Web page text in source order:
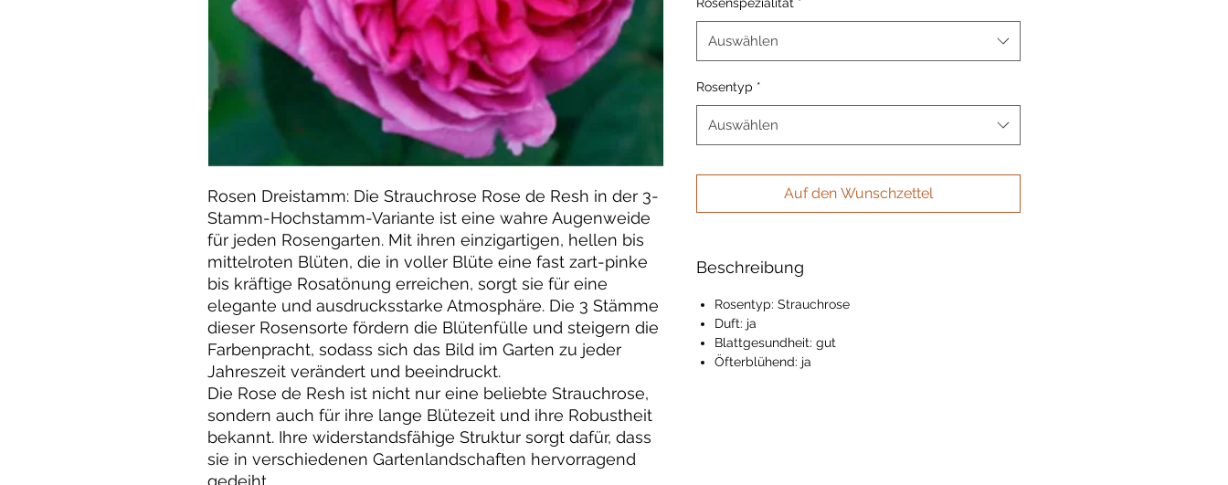
Rosen Dreistamm: Die Strauchrose Rose de Resh in der 3-
Stamm-Hochstamm-Variante ist eine wahre Augenweide
für jeden Rosengarten. Mit ihren einzigartigen, hellen bis
mittelroten Blüten, die in voller Blüte eine fast zart-pinke
bis kräftige Rosatönung erreichen, sorgt sie für eine
elegante und ausdrucksstarke Atmosphäre. Die 3 Stämme
dieser Rosensorte fördern die Blütenfülle und steigern die
Farbenpracht, sodass sich das Bild im Garten zu jeder
Jahreszeit verändert und beeindruckt.
Die Rose de Resh ist nicht nur eine beliebte Strauchrose,
sondern auch für ihre lange Blütezeit und ihre Robustheit
bekannt. Ihre widerstandsfähige Struktur sorgt dafür, dass
sie in verschiedenen Gartenlandschaften hervorragend
gedeiht.
Auswählen
Rosentyp *
Auswählen
Auf den Wunschzettel
Beschreibung
Rosentyp: Strauchrose
Duft: ja
Blattgesundheit: gut
Öfterblühend: ja